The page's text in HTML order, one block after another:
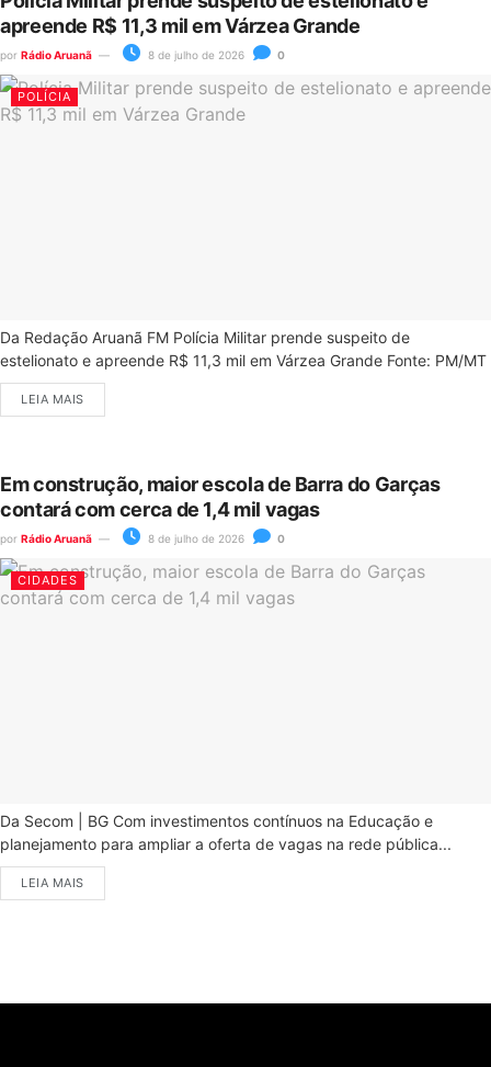
apreende R$ 11,3 mil em Várzea Grande
por Rádio Aruanã 8 de julho de 2026 0
POLÍCIA
Da Redação Aruanã FM Polícia Militar prende suspeito de
estelionato e apreende R$ 11,3 mil em Várzea Grande Fonte: PM/MT
LEIA MAIS
Em construção, maior escola de Barra do Garças
contará com cerca de 1,4 mil vagas
por Rádio Aruanã 8 de julho de 2026 0
CIDADES
Da Secom | BG Com investimentos contínuos na Educação e
planejamento para ampliar a oferta de vagas na rede pública...
LEIA MAIS